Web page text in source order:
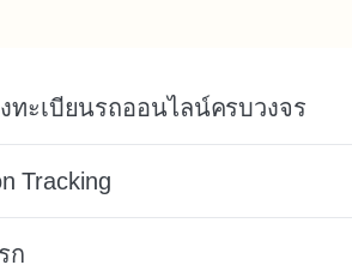
ทะเบียนรถออนไลน์ครบวงจร
Tracking
ก